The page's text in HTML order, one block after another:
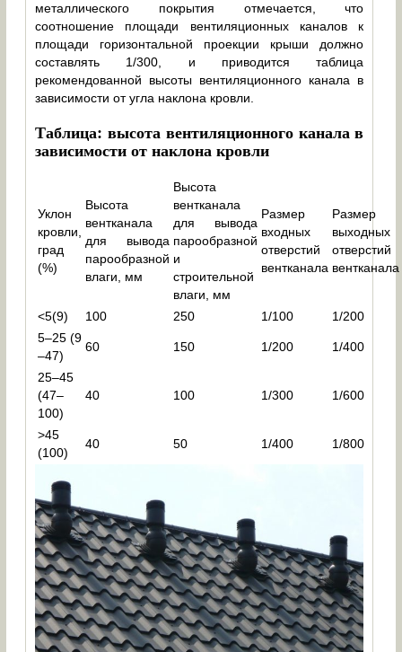
металлического покрытия отмечается, что
соотношение площади вентиляционных каналов к
площади горизонтальной проекции крыши должно
составлять 1/300, и приводится таблица
рекомендованной высоты вентиляционного канала в
зависимости от угла наклона кровли.
Таблица: высота вентиляционного канала в
зависимости от наклона кровли
Уклон
кровли,
град
(%)
Высота
вентканала
для вывода
парообразной
влаги, мм
Высота
вентканала
для вывода
парообразной
и
строительной
влаги, мм
Размер
входных
отверстий
вентканала
Размер
выходных
отверстий
вентканала
<5(9) 100 250 1/100
1/200
5–25 (9
–47)
60 150 1/200 1/400
25–45
(47–
100)
40 100 1/300 1/600
>45
(100)
40 50 1/400 1/800